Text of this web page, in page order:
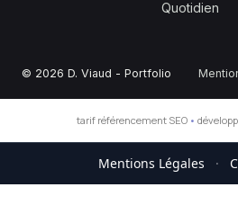
Quotidien
© 2026 D. Viaud - Portfolio
tarif référencement SEO •
Mentions Légales ·